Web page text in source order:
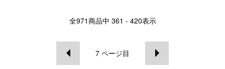
全971商品中 361 - 420表示
7 ページ目